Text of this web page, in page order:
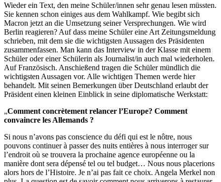
Wieder ein Text, den meine Schüler/innen sehr genau lesen müssten.
Sie kennen schon einiges aus dem Wahlkampf. Wie begibt sich
Macron jetzt an die Umsetzung seiner Versprechungen. Wie wird
Berlin reagieren? Auf dass meine Schüler eine Art Zeitungsmeldung
schrieben, mit dem sie die wichtigsten Aussagen des Präsidenten
zusammenfassen. Man kann das Interview in der Klasse mit einem
Schüler oder einer Schülerin als Journalist/in auch mal wiederholen.
Auf Französisch. Anschießend tragen die Schüler mündlich die
wichtigsten Aussagen vor. Alle wichtigen Themen werde hier
behandelt. Mit seinen Bemerkungen über Deutschland erlaubt der
Präsident einen kleinen Einblick in seine diplomatische Werkstatt:
„Comment concrètement relancer l’Europe? Comment
convaincre les Allemands ?
Si nous n’avons pas conscience du défi qui est le nôtre, nous
pouvons continuer à passer des nuits entières à nous interroger sur
l’endroit où se trouvera la prochaine agence européenne ou la
manière dont sera dépensé tel ou tel budget… Nous nous placerions
alors hors de l’Histoire. Je n’ai pas fait ce choix. Angela Merkel non